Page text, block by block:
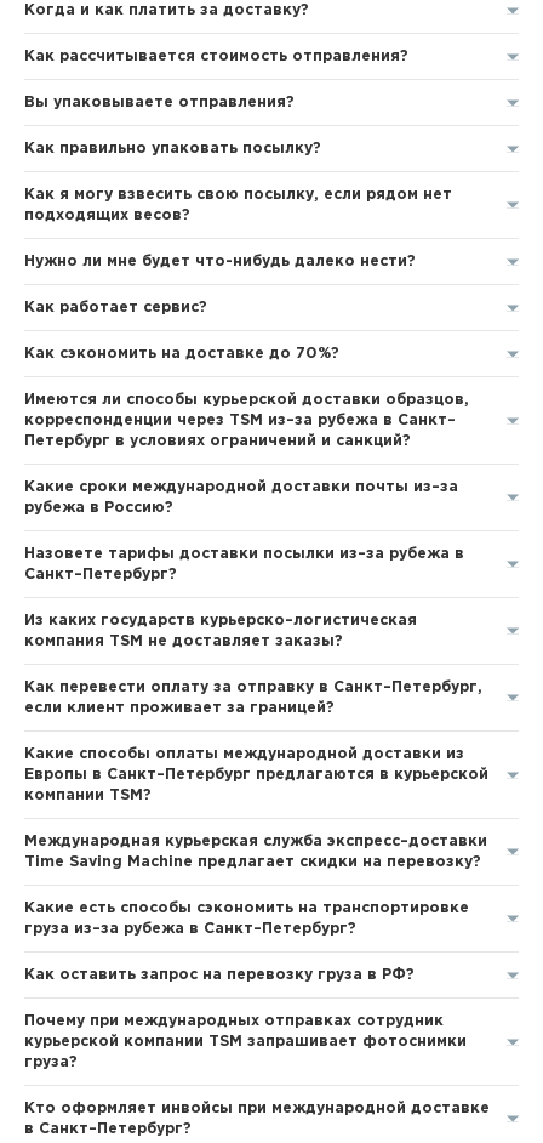
Когда и как платить за доставку?
Как рассчитывается стоимость отправления?
Вы упаковываете отправления?
Как правильно упаковать посылку?
Как я могу взвесить свою посылку, если рядом нет
подходящих весов?
Нужно ли мне будет что-нибудь далеко нести?
Как работает сервис?
Как сэкономить на доставке до 70%?
Имеются ли способы курьерской доставки образцов,
корреспонденции через TSM из–за рубежа в Санкт–
Петербург в условиях ограничений и санкций?
Какие сроки международной доставки почты из–за
рубежа в Россию?
Назовете тарифы доставки посылки из–за рубежа в
Санкт–Петербург?
Из каких государств курьерско–логистическая
компания TSM не доставляет заказы?
Как перевести оплату за отправку в Санкт–Петербург,
если клиент проживает за границей?
Какие способы оплаты международной доставки из
Европы в Санкт–Петербург предлагаются в курьерской
компании TSM?
Международная курьерская служба экспресс–доставки
Time Saving Machine предлагает скидки на перевозку?
Какие есть способы сэкономить на транспортировке
груза из–за рубежа в Санкт–Петербург?
Как оставить запрос на перевозку груза в РФ?
Почему при международных отправках сотрудник
курьерской компании TSM запрашивает фотоснимки
груза?
Кто оформляет инвойсы при международной доставке
в Санкт–Петербург?